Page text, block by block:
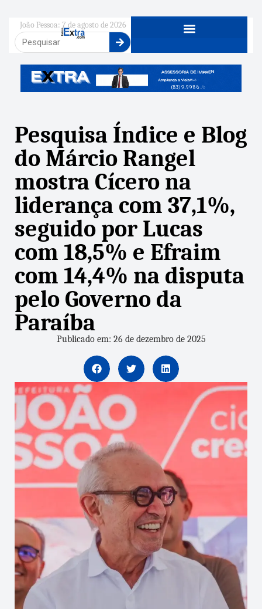
João Pessoa: 7 de agosto de 2026
Pesquisa Índice e Blog
do Márcio Rangel
mostra Cícero na
liderança com 37,1%,
seguido por Lucas
com 18,5% e Efraim
com 14,4% na disputa
pelo Governo da
Paraíba
Publicado em: 26 de dezembro de 2025